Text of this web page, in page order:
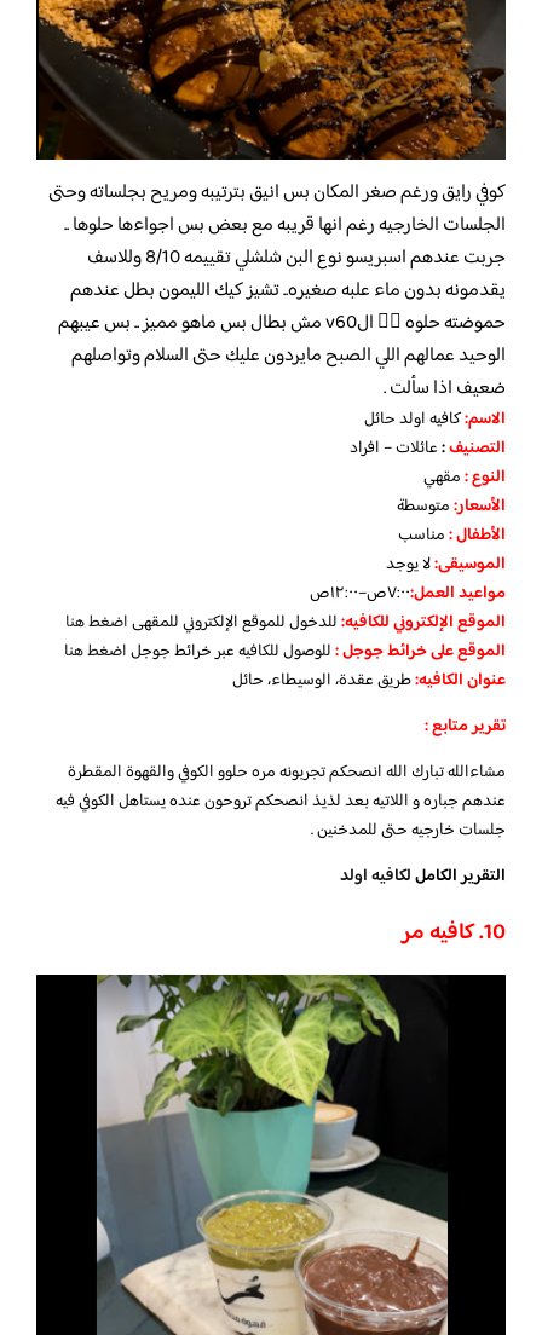
كوفي رايق ورغم صغر المكان بس انيق بترتيبه ومريح بجلساته وحتى
الجلسات الخارجيه رغم انها قريبه مع بعض بس اجواءها حلوها ..
جربت عندهم اسبريسو نوع البن شلشلي تقييمه 8/10 وللاسف
يقدمونه بدون ماء علبه صغيره.. تشيز كيك الليمون بطل عندهم
حموضته حلوه 👍🏻 الv60 مش بطال بس ماهو مميز .. بس عيبهم
الوحيد عمالهم اللي الصبح مايردون عليك حتى السلام وتواصلهم
ضعيف اذا سألت .
الاسم:كافيه اولد حائل
التصنيف:عائلات – افراد
النوع :مقهي
الأسعار:متوسطة
الأطفال:مناسب
الموسيقى:لا يوجد
مواعيد العمل:٧:٠٠ص–١٢:٠٠ص
الموقع الإلكتروني للكافيه:للدخول للموقع الإلكتروني للمقهىاضغط هنا
الموقع على خرائط جوجل:للوصول للكافيه عبر خرائط جوجلاضغط هنا
عنوان الكافيه:طريق عقدة، الوسيطاء، حائل
تقرير متابع :
مشاءالله تبارك الله انصحكم تجربونه مره حلوو الكوفي والقهوة المقطرة
عندهم جباره و اللاتيه بعد لذيذ انصحكم تروحون عنده يستاهل الكوفي فيه
جلسات خارجيه حتى للمدخنين .
التقرير الكامللكافيه اولد
10. كافيه مر